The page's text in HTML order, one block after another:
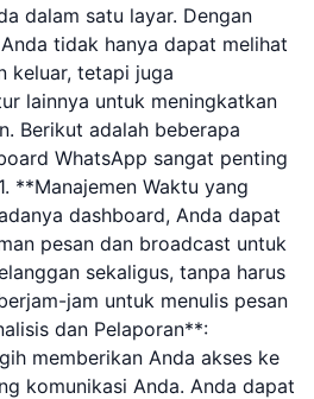
dalam satu layar. Dengan
tidak hanya dapat melihat
keluar, tetapi juga
lainnya untuk meningkatkan
Berikut adalah beberapa
WhatsApp sangat penting
**Manajemen Waktu yang
dashboard, Anda dapat
pesan dan broadcast untuk
sekaligus, tanpa harus
jam untuk menulis pesan
dan Pelaporan**:
memberikan Anda akses ke
komunikasi Anda. Anda dapat